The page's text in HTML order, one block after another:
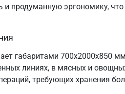
и продуманную эргономику,
габаритами 700х2000х850
линиях, в мясных и
требующих хранения